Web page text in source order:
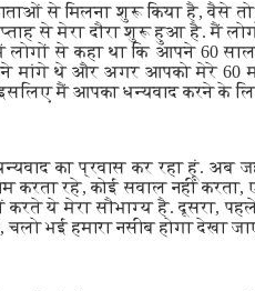
से मिलना शुरू किया है, वैसे
से मेरा दौरा शुरू हुआ है. मैं
से कहा था कि आपने 60
मांगे थे और अगर आपको मेरे 60
मैं आपका धन्यवाद करने के
का प्रवास कर रहा हूं. अब
करता रहे, कोई सवाल नहीं करता,
ये मेरा सौभाग्य है. दूसरा, पहले
भई हमारा नसीब होगा देखा